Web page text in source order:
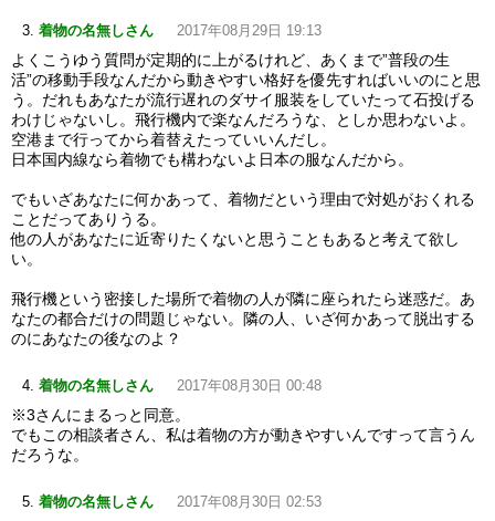
着物の名無しさん 2017年08月29日 19:13
よくこうゆう質問が定期的に上がるけれど、あくまで”普段の生
活”の移動手段なんだから動きやすい格好を優先すればいいのにと思
う。だれもあなたが流行遅れのダサイ服装をしていたって石投げる
わけじゃないし。飛行機内で楽なんだろうな、としか思わないよ。
空港まで行ってから着替えたっていいんだし。
日本国内線なら着物でも構わないよ日本の服なんだから。
でもいざあなたに何かあって、着物だという理由で対処がおくれる
ことだってありうる。
他の人があなたに近寄りたくないと思うこともあると考えて欲し
い。
飛行機という密接した場所で着物の人が隣に座られたら迷惑だ。あ
なたの都合だけの問題じゃない。隣の人、いざ何かあって脱出する
のにあなたの後なのよ？
着物の名無しさん 2017年08月30日 00:48
※3さんにまるっと同意。
でもこの相談者さん、私は着物の方が動きやすいんですって言うん
だろうな。
着物の名無しさん 2017年08月30日 02:53